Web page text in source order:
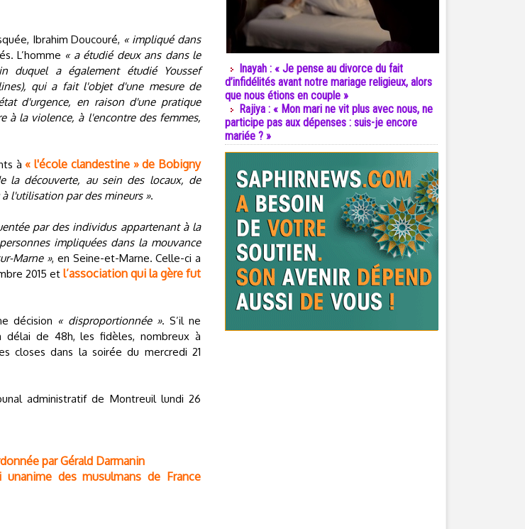
Ibrahim Doucouré, « impliqué dans
L’homme « a étudié deux ans dans le
duquel a également étudié Youssef
qui a fait l'objet d'une mesure de
d'urgence, en raison d'une pratique
à la violence, à l'encontre des femmes,
à« l'école clandestine » de Bobigny
la découverte, au sein des locaux, de
l'utilisation par des mineurs ».
par des individus appartenant à la
impliquées dans la mouvance
Marne », en Seine-et-Marne. Celle-ci a
2015 et l’association qui la gère fut
décision « disproportionnée ». S’il ne
délai de 48h, les fidèles, nombreux à
closes dans la soirée du mercredi 21
administratif de Montreuil lundi 26
par Gérald Darmanin
unanime des musulmans de France
Inayah : « Je pense au divorce du fait
d’infidélités avant notre mariage religieux, alors
que nous étions en couple »
Rajiya : « Mon mari ne vit plus avec nous, ne
participe pas aux dépenses : suis-je encore
mariée ? »